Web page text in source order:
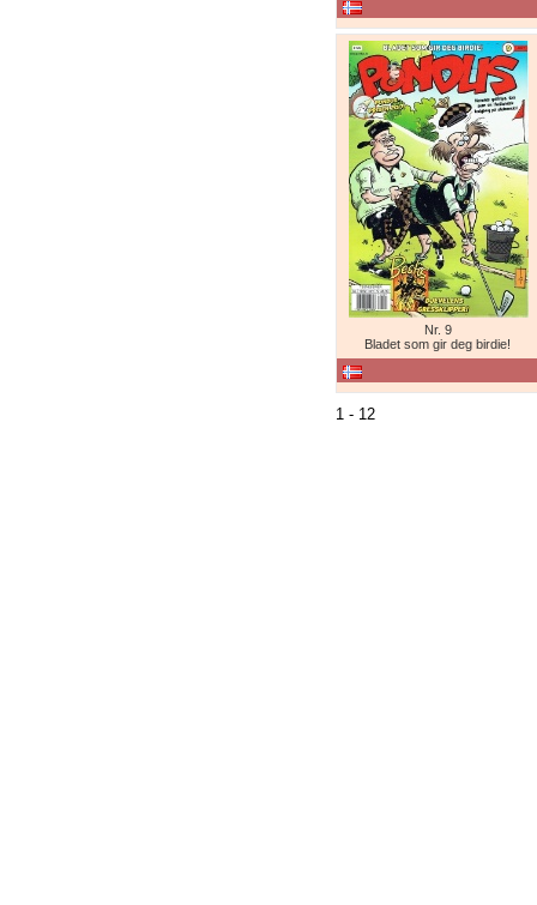
Nr. 9
Bladet som gir deg birdie!
1 - 12